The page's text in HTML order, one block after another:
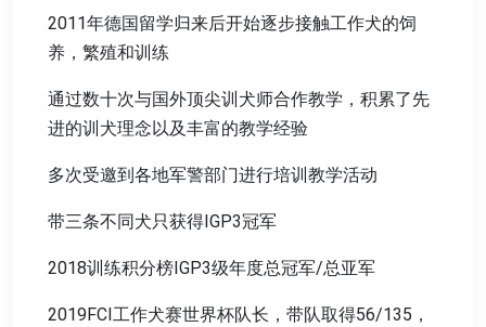
2011年德国留学归来后开始逐步接触工作犬的饲
养，繁殖和训练
通过数十次与国外顶尖训犬师合作教学，积累了先
进的训犬理念以及丰富的教学经验
多次受邀到各地军警部门进行培训教学活动
带三条不同犬只获得IGP3冠军
2018训练积分榜IGP3级年度总冠军/总亚军
2019FCI工作犬赛世界杯队长，带队取得56/135，